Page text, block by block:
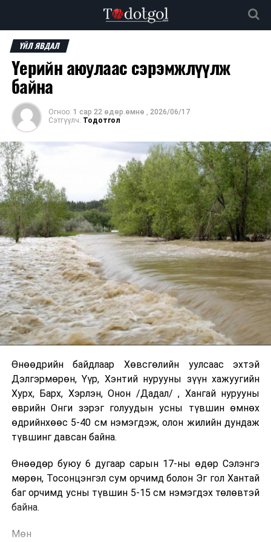
ҮЙЛ ЯВДАЛ
Үерийн аюулаас сэрэмжлүүлж
байна
Огноо: 1 сар 22 өдөр.өмнө , 2026/06/17
Сэтгүүлч: Тодотгол
Өнөөдрийн байдлаар Хөвсгөлийн уулсаас эхтэй
Дэлгэрмөрөн, Үүр, Хэнтий нурууны зүүн хажуугийн
Хурх, Барх, Хэрлэн, Онон /Дадал/ , Хангай нурууны
өврийн Онги зэрэг голуудын усны түвшин өмнөх
өдрийнхөөс 5-40 см нэмэгдэж, олон жилийн дундаж
түвшинг давсан байна.
Өнөөдөр буюу 6 дугаар сарын 17-ны өдөр Сэлэнгэ
мөрөн, Тосонцэнгэл сум орчимд болон Эг гол Хантай
баг орчимд усны түвшин 5-15 см нэмэгдэх төлөвтэй
байна.
Мөн